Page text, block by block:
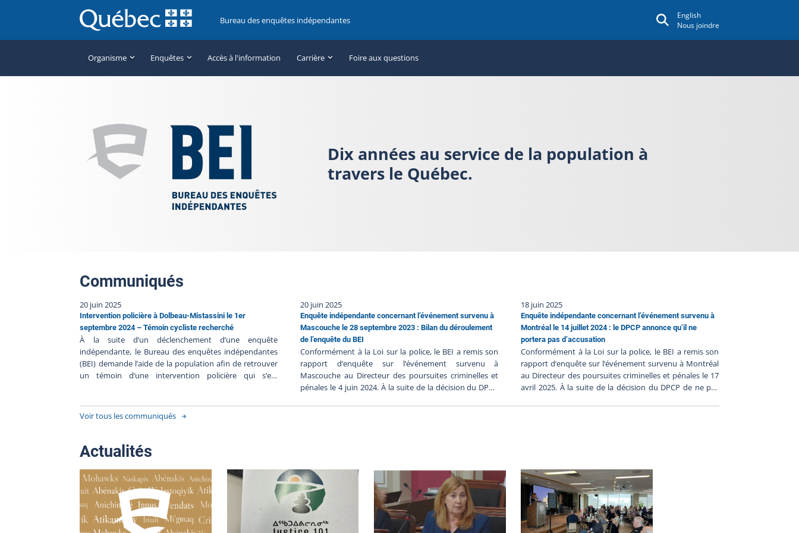
Bureau des enquêtes indépendantes
English
Nous joindre
Organisme Enquêtes Accès à l'information Carrière Foire aux questions
Dix années au service de la population à
travers le Québec.
Communiqués
20 juin 2025
Intervention policière à Dolbeau-Mistassini le 1er
septembre 2024 – Témoin cycliste recherché
À la suite d’un déclenchement d’une enquête
indépendante, le Bureau des enquêtes indépendantes
(BEI) demande l’aide de la population afin de retrouver
un témoin d’une intervention policière qui s’est
policiers de la Sûreté du Québec seraient intervenus
auprès d’une personne dans le stationnement de
d’un cycliste présent lors de l’utilisation de l’arme à
impulsion électrique lors de l’intervention. Le cycliste
aurait circulé vers 17h00 à l’intersection boulevard Saint-
Michel et l’avenue de l’Église. Source : Google Earth
Description partielle cycliste : Chandail à manches
longues ou manteau foncéPantalons foncésVélo foncé
Le BEI recherche aussi tout autre témoin de cette
intervention policière ou personne ayant des vidéos de
20 juin 2025
Enquête indépendante concernant l’événement survenu à
Mascouche le 28 septembre 2023 : Bilan du déroulement
de l’enquête du BEI
Conformément à la Loi sur la police, le BEI a remis son
rapport d’enquête sur l’événement survenu à
Mascouche au Directeur des poursuites criminelles et
pénales le 4 juin 2024. À la suite de la décision du DPCP
événement est relatée dans le communiqué du
Directeur des poursuites criminelles et pénales.
L’enquête indépendante Heure de l’événement : 16 h
20, le 28 septembre 2023Heure du signalement au BEI :
17 h 52, le 28 septembre 2023Déclenchement de
l’enquête : 18 h 20, le 28 septembre 2023 Le BEI a
18 juin 2025
Enquête indépendante concernant l’événement survenu à
Montréal le 14 juillet 2024 : le DPCP annonce qu’il ne
portera pas d’accusation
Conformément à la Loi sur la police, le BEI a remis son
rapport d’enquête sur l’événement survenu à Montréal
au Directeur des poursuites criminelles et pénales le 17
avril 2025. À la suite de la décision du DPCP de ne pas
d’informations pour le moment afin de ne pas nuire à
l’équité et à l’intégrité du processus judiciaire. Le bilan
d’enquête suivant la procédure habituelle sera publié
lorsque ces procédures criminelles seront terminées. Le
Bureau des enquêtes indépendantes a pour mission de
faire la lumière complète sur les faits entourant
Voir tous les communiqués
Actualités